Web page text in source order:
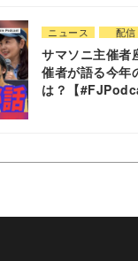
ニュース 配信
サマソニ主催者
催者が語る今年
は？【